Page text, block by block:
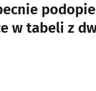
w tabeli z